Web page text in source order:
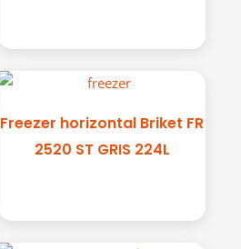
Freezer horizontal Briket FR
2520 ST GRIS 224L